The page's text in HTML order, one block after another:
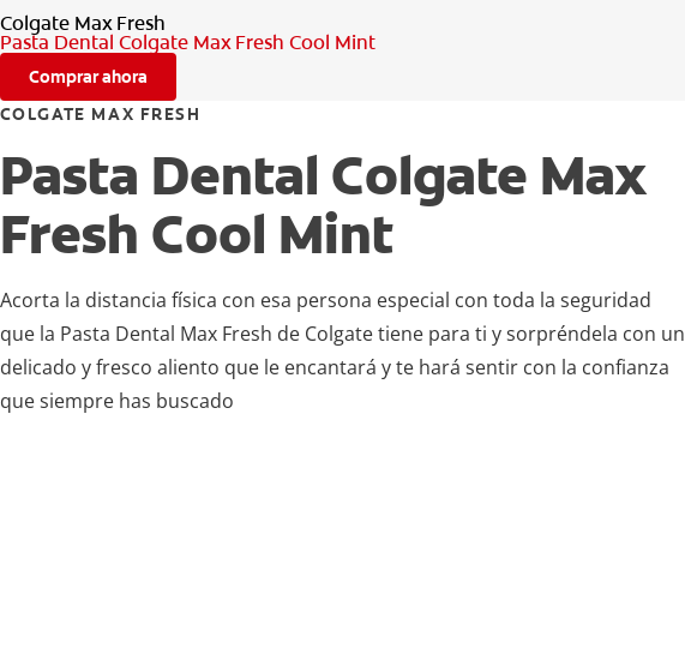
Colgate Max Fresh
Pasta Dental Colgate Max Fresh Cool Mint
Comprar ahora
COLGATE MAX FRESH
Pasta Dental Colgate Max
Fresh Cool Mint
Acorta la distancia física con esa persona especial con toda la seguridad
que la Pasta Dental Max Fresh de Colgate tiene para ti y sorpréndela con un
delicado y fresco aliento que le encantará y te hará sentir con la confianza
que siempre has buscado